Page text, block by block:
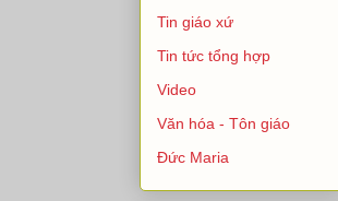
Tin giáo xứ
Tin tức tổng hợp
Video
Văn hóa - Tôn giáo
Đức Maria